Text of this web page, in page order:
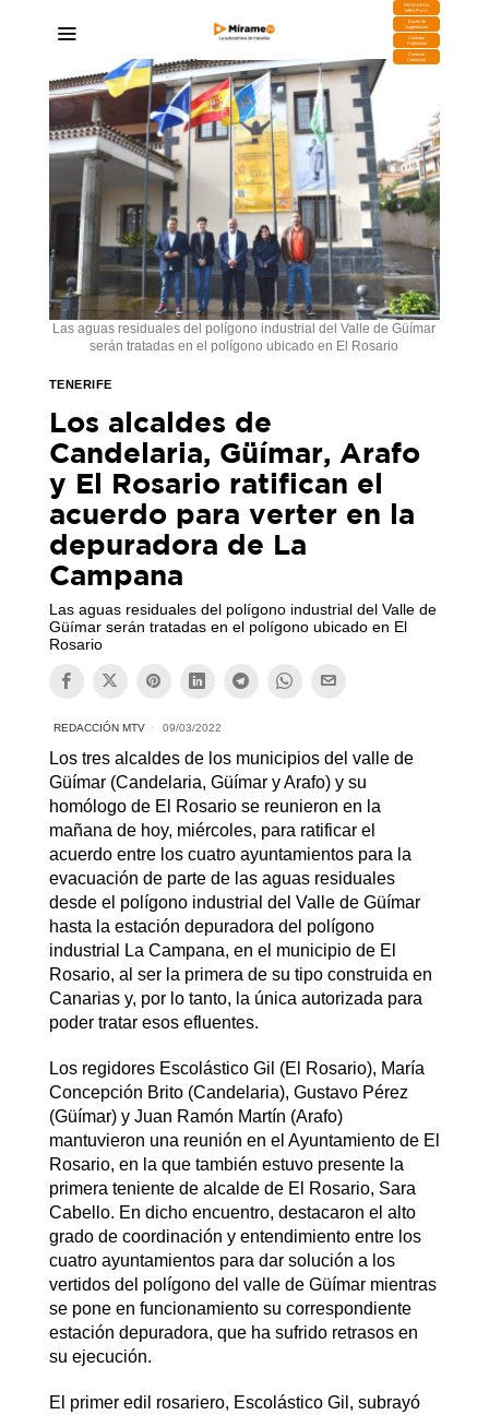
DESCARGA
MIRAPLAY
Buzón de
Sugerencias
Contratar
Publicidad
Contacto
Comercial
Las aguas residuales del polígono industrial del Valle de Güímar
serán tratadas en el polígono ubicado en El Rosario
TENERIFE
Los alcaldes de
Candelaria, Güímar, Arafo
y El Rosario ratifican el
acuerdo para verter en la
depuradora de La
Campana
Las aguas residuales del polígono industrial del Valle de
Güímar serán tratadas en el polígono ubicado en El
Rosario
REDACCIÓN MTV 09/03/2022
Los tres alcaldes de los municipios del valle de
Güímar (Candelaria, Güímar y Arafo) y su
homólogo de El Rosario se reunieron en la
mañana de hoy, miércoles, para ratificar el
acuerdo entre los cuatro ayuntamientos para la
evacuación de parte de las aguas residuales
desde el polígono industrial del Valle de Güímar
hasta la estación depuradora del polígono
industrial La Campana, en el municipio de El
Rosario, al ser la primera de su tipo construida en
Canarias y, por lo tanto, la única autorizada para
poder tratar esos efluentes.
Los regidores Escolástico Gil (El Rosario), María
Concepción Brito (Candelaria), Gustavo Pérez
(Güímar) y Juan Ramón Martín (Arafo)
mantuvieron una reunión en el Ayuntamiento de El
Rosario, en la que también estuvo presente la
primera teniente de alcalde de El Rosario, Sara
Cabello. En dicho encuentro, destacaron el alto
grado de coordinación y entendimiento entre los
cuatro ayuntamientos para dar solución a los
vertidos del polígono del valle de Güímar mientras
se pone en funcionamiento su correspondiente
estación depuradora, que ha sufrido retrasos en
su ejecución.
El primer edil rosariero, Escolástico Gil, subrayó